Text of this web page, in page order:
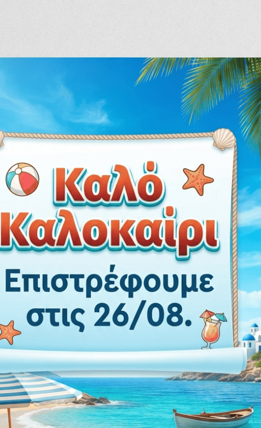
απόχρωση.
αποτέλεσμα και
και πλακιδίων
Το αρμοκάλυπτρο πλακιδίων
μέτρων
ικανό να
Τοποθετείται με χρήση κόλλας